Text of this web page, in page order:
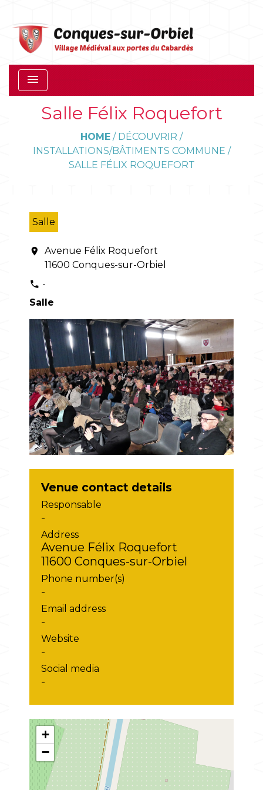
menu
Salle Félix Roquefort
HOME / DÉCOUVRIR /
INSTALLATIONS/BÂTIMENTS COMMUNE /
SALLE FÉLIX ROQUEFORT
Salle
location_on
Avenue Félix Roquefort
11600 Conques-sur-Orbiel
phone -
Salle
Venue contact details
Responsable
-
Address
Avenue Félix Roquefort
11600 Conques-sur-Orbiel
Phone number(s)
-
Email address
-
Website
-
Social media
-
+
−